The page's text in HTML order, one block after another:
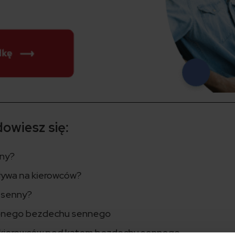
się:
na kierowców?
bezdechu sennego